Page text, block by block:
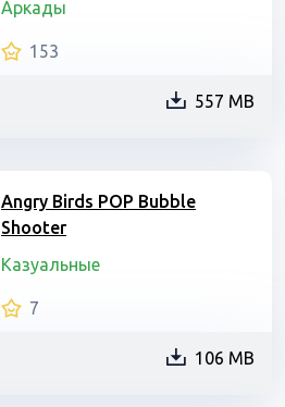
Аркады
153
557 MB
Angry Birds POP Bubble
Shooter
Казуальные
7
106 MB